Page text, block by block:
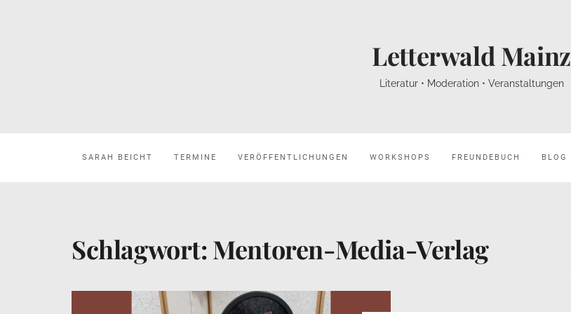
Letterwald Mainz
Literatur • Moderation • Veranstaltungen
SARAH BEICHT TERMINE VERÖFFENTLICHUNGEN WORKSHOPS FREUNDEBUCH BLOG
Schlagwort:Mentoren-Media-Verlag